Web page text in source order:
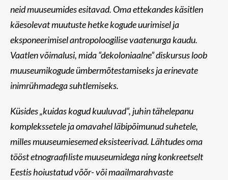
neid muuseumides esitavad. Oma ettekandes käsitlen
käesolevat muutuste hetke kogude uurimisel ja
eksponeerimisel antropoloogilise vaatenurga kaudu.
Vaatlen võimalusi, mida “dekoloniaalne” diskursus loob
muuseumikogude ümbermõtestamiseks ja erinevate
inimrühmadega suhtlemiseks.
Küsides „kuidas kogud kuuluvad“, juhin tähelepanu
komplekssetele ja omavahel läbipõimunud suhetele,
milles muuseumiesemed eksisteerivad. Lähtudes oma
tööst etnograafiliste muuseumidega ning konkreetselt
Eestis hoiustatud võõr- või maailmarahvaste